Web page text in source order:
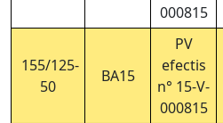
000815
155/125-
50
BA15
PV
efectis
n° 15-V-
000815